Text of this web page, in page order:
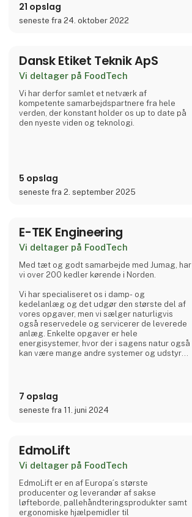
fødevarekontrol. Vi leverer teknisk rådgivning
inden for fryseløsninger, varer transporteret i
21 opslag
seneste fra 24. oktober 2022
Dansk Etiket Teknik ApS
Vi deltager på FoodTech
Vi har derfor samlet et netværk af
kompetente samarbejdspartnere fra hele
verden, der konstant holder os up to date på
den nyeste viden og teknologi.
5 opslag
seneste fra 2. september 2025
E-TEK Engineering
Vi deltager på FoodTech
Med tæt og godt samarbejde med Jumag, har
vi over 200 kedler kørende i Norden.
Vi har specialiseret os i damp- og
kedelanlæg og det udgør den største del af
vores opgaver, men vi sælger naturligvis
også reservedele og servicerer de leverede
anlæg. Enkelte opgaver er hele
energisystemer, hvor der i sagens natur også
kan være mange andre systemer og udstyr
former for varmegenvinding.
Vi har derfor agenturvirksomhed på vekslere,
7 opslag
seneste fra 11. juni 2024
EdmoLift
Vi deltager på FoodTech
EdmoLift er en af Europa´s største
producenter og leverandør af sakse
løfteborde, pallehåndteringsprodukter samt
ergonomiske hjælpemidler til